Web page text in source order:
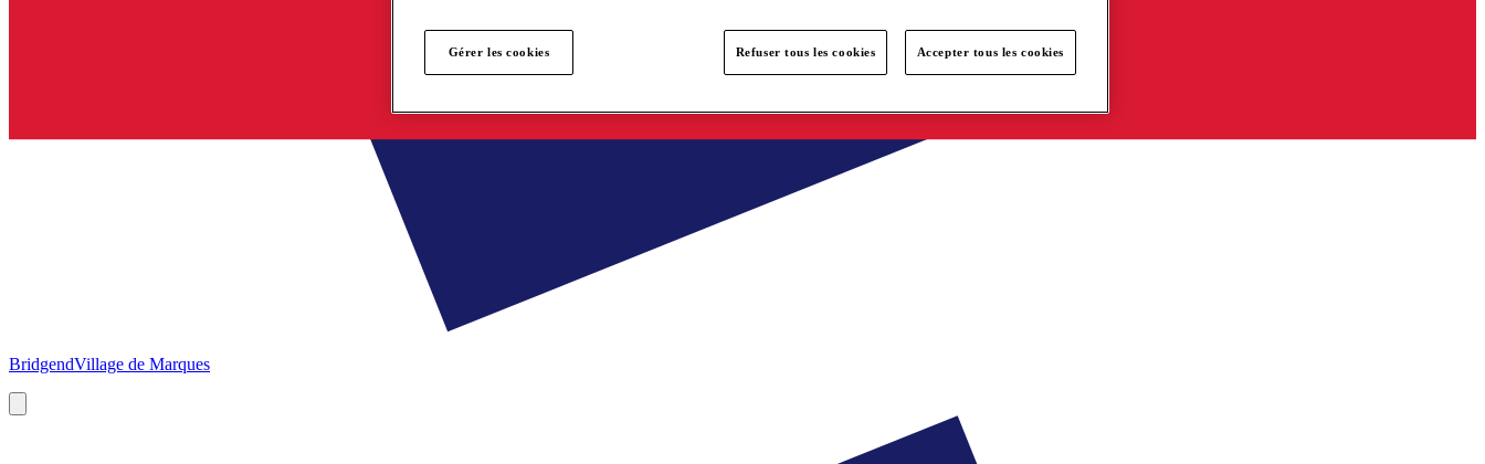
BridgendVillage de Marques
Gérer les cookies Refuser tous les cookies Accepter tous les cookies